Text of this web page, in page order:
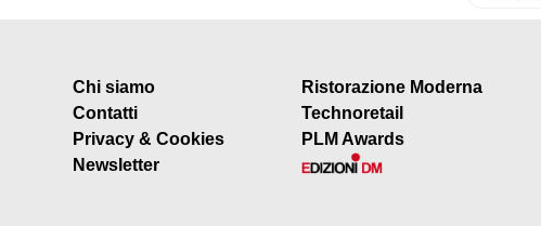
Chi siamo
Contatti
Privacy & Cookies
Newsletter
Ristorazione Moderna
Technoretail
PLM Awards